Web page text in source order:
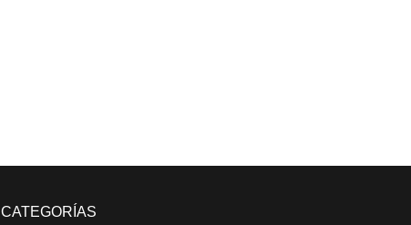
CATEGORÍAS